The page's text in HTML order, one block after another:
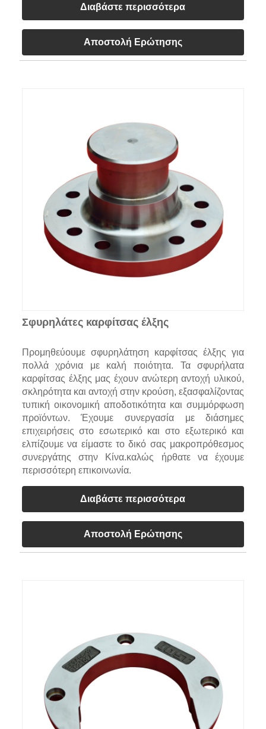
Διαβάστε περισσότερα
Αποστολή Ερώτησης
Σφυρηλάτες καρφίτσας έλξης
Προμηθεύουμε σφυρηλάτηση καρφίτσας έλξης για
πολλά χρόνια με καλή ποιότητα. Τα σφυρήλατα
καρφίτσας έλξης μας έχουν ανώτερη αντοχή υλικού,
σκληρότητα και αντοχή στην κρούση, εξασφαλίζοντας
τυπική οικονομική αποδοτικότητα και συμμόρφωση
προϊόντων. Έχουμε συνεργασία με διάσημες
επιχειρήσεις στο εσωτερικό και στο εξωτερικό και
ελπίζουμε να είμαστε το δικό σας μακροπρόθεσμος
συνεργάτης στην Κίνα.καλώς ήρθατε να έχουμε
περισσότερη επικοινωνία.
Διαβάστε περισσότερα
Αποστολή Ερώτησης